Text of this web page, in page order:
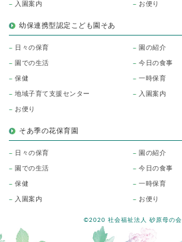
入園案内 お便り
幼保連携型認定こども園そあ
日々の保育 園の紹介
園での生活 今日の食事
保健 一時保育
地域子育て支援センター 入園案内
お便り
そあ季の花保育園
日々の保育 園の紹介
園での生活 今日の食事
保健 一時保育
入園案内 お便り
©2020 社会福祉法人 砂原母の会